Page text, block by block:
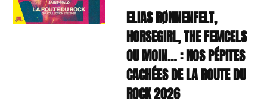
ELIAS RØNNENFELT,
HORSEGIRL, THE FEMCELS
OU MOIN… : NOS PÉPITES
CACHÉES DE LA ROUTE DU
ROCK 2026